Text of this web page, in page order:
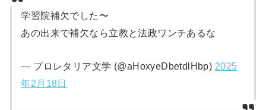
学習院補欠でした〜
あの出来で補欠なら立教と法政ワンチあるな
— プロレタリア文学 (@aHoxyeDbetdlHbp) 2025
年2月18日